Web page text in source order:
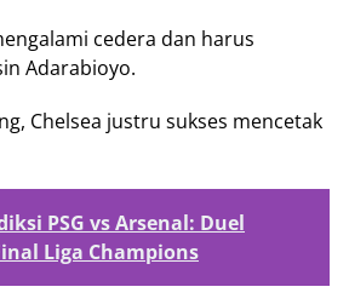
cedera dan harus
Adarabioyo.
Chelsea justru sukses mencetak
PSG vs Arsenal: Duel
Liga Champions